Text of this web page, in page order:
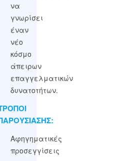
να
γνωρίσει
έναν
νέο
κόσμο
άπειρων
επαγγελματικών
δυνατοτήτων.
Αφηγηματικές
προσεγγίσεις